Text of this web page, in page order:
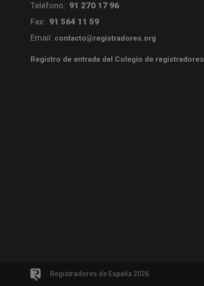
Teléfono: 91 270 17 96
Fax: 91 564 11 59
Email: contacto@registradores.org
Registro de entrada del Colegio de registradores
Registradores de España 2026